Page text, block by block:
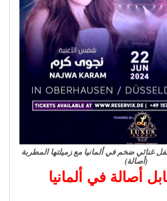
غنائي ضخم في ألمانيا مع زميلتها المطربة
(أصالة)
أصالة في ألمانيا